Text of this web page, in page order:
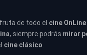
de todo el cine OnLine
, siempre podrás mirar
cine clásico